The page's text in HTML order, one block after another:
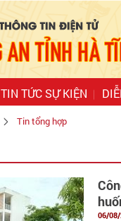
TIN TỨC SỰ KIỆN
Tin tổng hợp
06/